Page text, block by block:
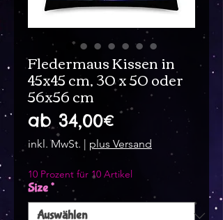
Fledermaus Kissen in
45x45 cm, 30 x 50 oder
56x56 cm
ab 34,00€Sale-
Preis
inkl. MwSt. | plus Versand
10 Prozent für 10 Artikel
Size*